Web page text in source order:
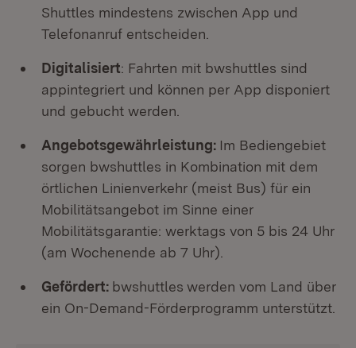
Shuttles mindestens zwischen App und
Telefonanruf entscheiden.
Digitalisiert: Fahrten mit bwshuttles sind
appintegriert und können per App disponiert
und gebucht werden.
Angebotsgewährleistung: Im Bediengebiet
sorgen bwshuttles in Kombination mit dem
örtlichen Linienverkehr (meist Bus) für ein
Mobilitätsangebot im Sinne einer
Mobilitätsgarantie: werktags von 5 bis 24 Uhr
(am Wochenende ab 7 Uhr).
Gefördert: bwshuttles werden vom Land über
ein On-Demand-Förderprogramm unterstützt.